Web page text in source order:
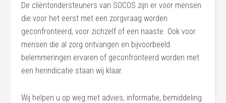
De cliëntondersteuners van SOCOS zijn er voor mensen
die voor het eerst met een zorgvraag worden
geconfronteerd, voor zichzelf of een naaste. Ook voor
mensen die al zorg ontvangen en bijvoorbeeld
belemmeringen ervaren of geconfronteerd worden met
een herindicatie staan wij klaar.
Wij helpen u op weg met advies, informatie, bemiddeling